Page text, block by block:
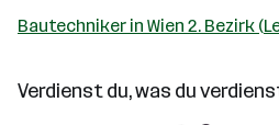
Bautechniker in Wien 2. Bezirk
Verdienst du, was du